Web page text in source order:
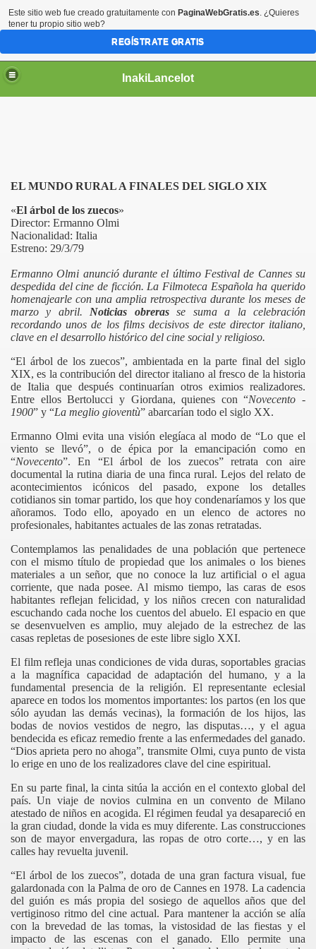
InakiLancelot
EL MUNDO RURAL A FINALES DEL SIGLO XIX
«El árbol de los zuecos»
Director: Ermanno Olmi
Nacionalidad: Italia
Estreno: 29/3/79
Ermanno Olmi anunció durante el último Festival de Cannes su
despedida del cine de ficción. La Filmoteca Española ha querido
homenajearle con una amplia retrospectiva durante los meses de
marzo y abril. Noticias obrerasse suma a la celebración
recordando unos de los films decisivos de este director italiano,
clave en el desarrollo histórico del cine social y religioso.
“El árbol de los zuecos”, ambientada en la parte final del siglo
XIX, es la contribución del director italiano al fresco de la historia
de Italia que después continuarían otros eximios realizadores.
Entre ellosBertolucci y Giordana, quienes con “Novecento -
1900” y “La meglio gioventù” abarcarían todo el siglo XX.
Ermanno Olmi evita una visión elegíaca al modo de “Lo que el
viento se llevó”, o de épica por la emancipación como en
“Novecento”. En “El árbol de los zuecos” retrata con aire
documental la rutina diaria de una finca rural. Lejos del relato de
acontecimientos icónicos del pasado, expone los detalles
cotidianos sin tomar partido, los que hoy condenaríamos y los que
añoramos. Todo ello, apoyado en un elenco de actores no
profesionales, habitantes actuales de las zonas retratadas.
Contemplamos las penalidades de una población que pertenece
con el mismo título de propiedad que los animales o los bienes
materiales a un señor, que no conoce la luz artificial o el agua
corriente, que nada posee. Al mismo tiempo, las caras de esos
habitantes reflejan felicidad, y los niños crecen con naturalidad
escuchando cada noche los cuentos del abuelo. El espacio en que
se desenvuelven es amplio, muy alejado de la estrechez de las
casas repletas de posesiones de este libre siglo XXI.
El film refleja unas condiciones de vida duras, soportables gracias
a la magnífica capacidad de adaptación del humano, y a la
fundamental presencia de la religión. El representante eclesial
aparece en todos los momentos importantes: los partos (en los que
sólo ayudan las demás vecinas), la formación de los hijos, las
bodas de novios vestidos de negro, las disputas…, y el agua
bendecida es eficaz remedio frente a las enfermedades del ganado.
“Dios aprieta pero no ahoga”, transmite Olmi, cuya punto de vista
lo erige en uno de los realizadores clave del cine espiritual.
En su parte final, la cinta sitúa la acción en el contexto global del
país. Un viaje de novios culmina en un convento de Milano
atestado de niños en acogida. El régimen feudal ya desapareció en
la gran ciudad, donde la vida es muy diferente. Las construcciones
son de mayor envergadura, las ropas de otro corte…, y en las
calles hay revuelta juvenil.
“El árbol de los zuecos”, dotada de una gran factura visual, fue
galardonada con la Palma de oro de Cannes en 1978. La cadencia
del guión es más propia del sosiego de aquellos años que del
vertiginoso ritmo del cine actual. Para mantener la acción se alía
con la brevedad de las tomas, la vistosidad de las fiestas y el
impacto de las escenas con el ganado. Ello permite una
muerto
Este sitio web fue creado gratuitamente con PaginaWebGratis.es. ¿Quieres
tener tu propio sitio web?
REGÍSTRATE GRATIS